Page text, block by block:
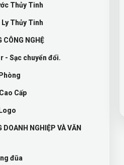
Thủy Tinh
Ly Thủy Tinh
CÔNG NGHỆ
- Sạc chuyển đổi.
Cấp
DOANH NGHIỆP VÀ VĂN
đũa